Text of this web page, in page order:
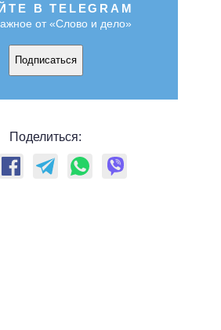
В TELEGRAM
от «Слово и дело»
Подписаться
Поделиться: